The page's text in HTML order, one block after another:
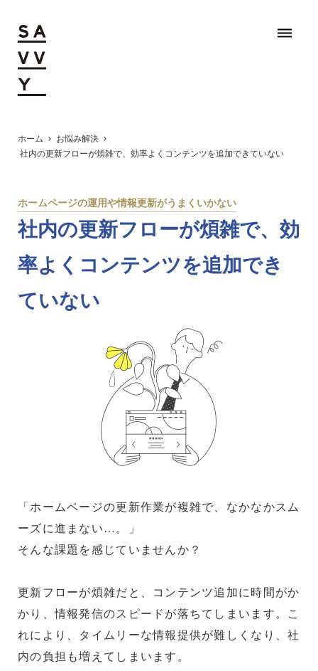
ホーム chevron_right お悩み解決 chevron_right
社内の更新フローが煩雑で、効率よくコンテンツを追加できていない
ホームページの運用や情報更新がうまくいかない
社内の更新フローが煩雑で、効
率よくコンテンツを追加でき
ていない
「ホームページの更新作業が複雑で、なかなかスム
ーズに進まない…。」
そんな課題を感じていませんか？
更新フローが煩雑だと、コンテンツ追加に時間がか
かり、情報発信のスピードが落ちてしまいます。こ
れにより、タイムリーな情報提供が難しくなり、社
内の負担も増えてしまいます。
dehaze